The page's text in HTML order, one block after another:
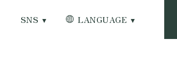
SNS LANGUAGE